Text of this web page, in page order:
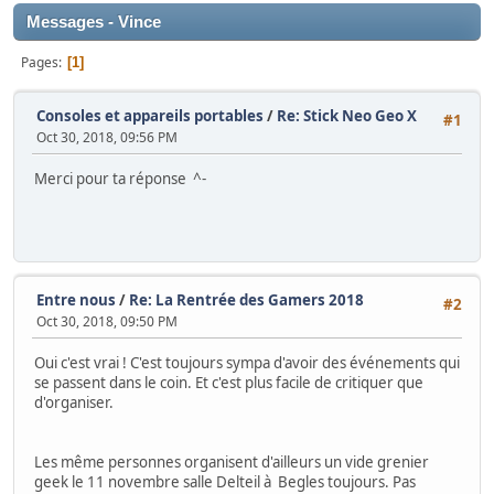
Messages - Vince
Pages 1
#1
Consoles et appareils portables / Re: Stick Neo Geo X
Oct 30, 2018, 09:56 PM
Merci pour ta réponse ^-
#2
Entre nous / Re: La Rentrée des Gamers 2018
Oct 30, 2018, 09:50 PM
Oui c'est vrai ! C'est toujours sympa d'avoir des événements qui
se passent dans le coin. Et c'est plus facile de critiquer que
d'organiser.
Les même personnes organisent d'ailleurs un vide grenier
geek le 11 novembre salle Delteil à Begles toujours. Pas